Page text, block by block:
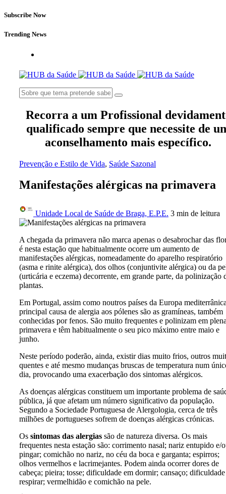
Subscribe Now
Trending News
Recorra a um Profissional
qualificado sempre que necessite de
aconselhamento mais específico.
Prevenção e Estilo de Vida, Saúde Sazonal
Manifestações alérgicas na primavera
Unidade Local de Saúde de Braga, E.P.E. 3 min de leitura
A chegada da primavera não marca apenas o desabrochar das
é nesta estação que habitualmente ocorre um aumento de
manifestações alérgicas, nomeadamente do aparelho respiratório
(asma e rinite alérgica), dos olhos (conjuntivite alérgica) ou da
(urticária e eczema) decorrente, em grande parte, da polinização
plantas.
Em Portugal, assim como noutros países da Europa
principal causa de alergia aos pólenes são as gramíneas, também
conhecidas por fenos. São muito frequentes e polinizam em
primavera e têm habitualmente o seu pico máximo entre maio e
junho.
Neste período poderão, ainda, existir dias muito frios, outros
quentes e até mesmo mudanças bruscas de temperatura num
dia, provocando uma exacerbação dos sintomas alérgicos.
As doenças alérgicas constituem um importante problema de
pública, já que afetam um número significativo da população.
Segundo a Sociedade Portuguesa de Alergologia, cerca de três
milhões de portugueses sofrem de doenças alérgicas crónicas.
Os sintomas das alergias são de natureza diversa. Os mais
frequentes nesta estação são: corrimento nasal; nariz entupido e/
pingar; comichão no nariz, no céu da boca e garganta; espirros;
olhos vermelhos e lacrimejantes. Podem ainda ocorrer dores de
cabeça; pieira; tosse; dificuldade em dormir; cansaço;
respirar; vermelhidão e comichão na pele.